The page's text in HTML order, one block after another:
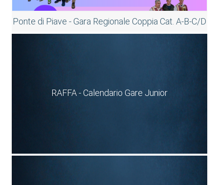
Ponte di Piave - Gara Regionale Coppia Cat. A-B-C/D
RAFFA - Calendario Gare Junior